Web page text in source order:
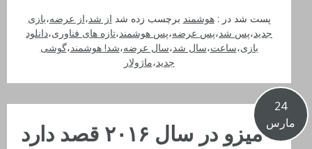
پست شد در :هوشمند برچسب زده شد از شد،از عرضه،بازی
جدید،پس شد،پس عرضه،پس هوشمند،تازه های فناوری،دانلود
بازی،ساعت،سال شد،سال عرضه،شد! هوشمند،گوشی
جدید،ماژولار
24
مارس
میزو در سال ۲۰۱۶ قصد دارد